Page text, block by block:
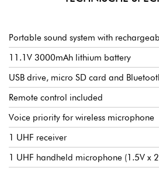
Portable sound system with
11.1V 3000mAh lithium battery
USB drive, micro SD card and
Remote control included
Voice priority for wireless microphone
1 UHF receiver
1 UHF handheld microphone (1.5V x